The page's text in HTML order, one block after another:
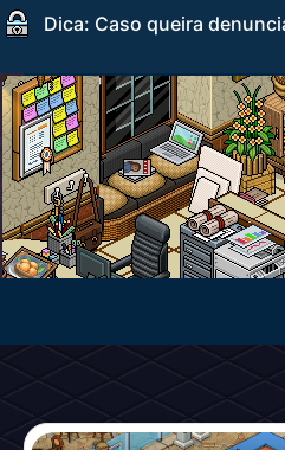
Dica: Caso queira